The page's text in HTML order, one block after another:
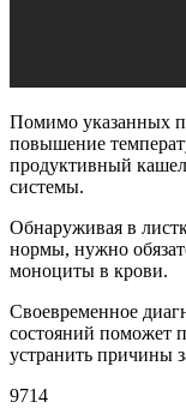
Помимо указанных
повышение
продуктивный
системы.
Обнаруживая в
нормы, нужно
моноциты в крови.
Своевременное
состояний поможет
устранить причины
9714